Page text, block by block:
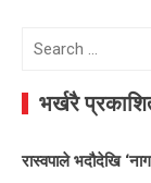
Search
भर्खरै
रास्वपाले भदौदेखि